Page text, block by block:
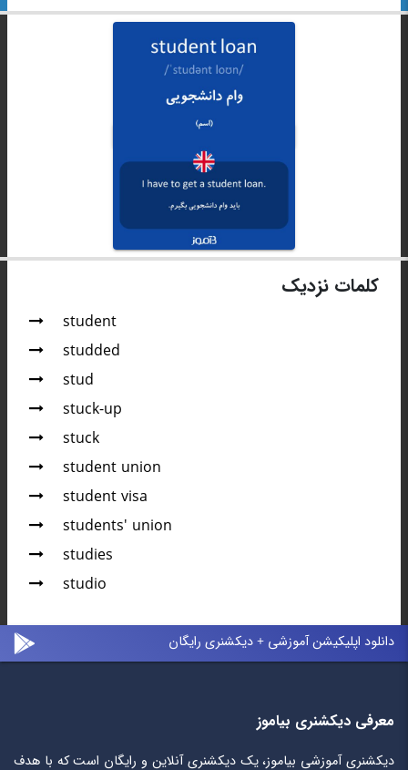
کلمات نزدیک
student
studded
stud
stuck-up
stuck
student union
student visa
students' union
studies
studio
دانلود اپلیکیشن آموزشی + دیکشنری رایگان
معرفی دیکشنری بیاموز
دیکشنری آموزشی بیاموز، یک دیکشنری آنلاین و رایگان است که با هدف